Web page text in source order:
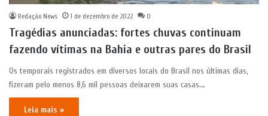
Redação News 1 de dezembro de 2022 0
Tragédias anunciadas: fortes chuvas continuam
fazendo vítimas na Bahia e outras pares do Brasil
Os temporais registrados em diversos locais do Brasil nos últimas dias,
fizeram pelo menos 8,6 mil pessoas deixarem suas casas.…
Leia mais »